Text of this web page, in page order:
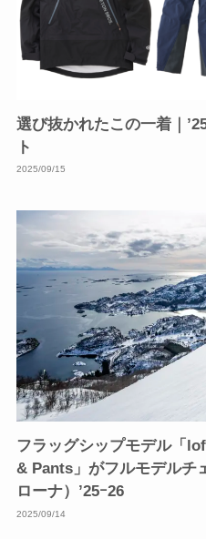
選び抜かれたこの一着｜
ト
2025/09/15
フラッグシップモデル「
& Pants」がフルモデルチ
ローナ）’25ｰ26
2025/09/14